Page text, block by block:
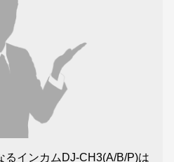
るインカムDJ-CH3(A/B/P)は